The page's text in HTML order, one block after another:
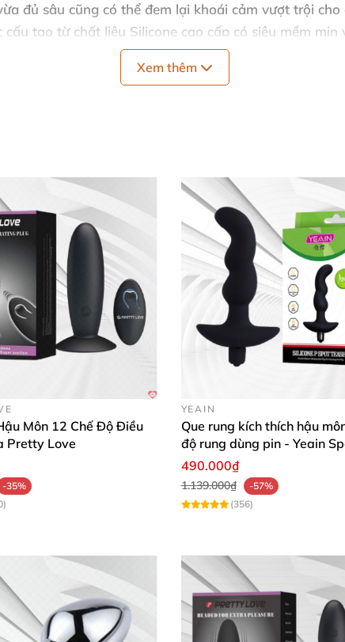
đủ sâu cũng có thể đem lại khoái cảm vượt trội
cấu tạo từ chất liệu Silicone cao cấp có siêu mềm mịn
lưu hành trên toàn quốc.
cho cây mát xa khi đi vào sâu bên trong hậu môn
lưỡi:
cồn y tế hoặc xà phòng thơm.
để tăng độ cực khoái để tăng độ trơn tru cho sự
với ánh nắng mặt trời.
Xem thêm
Môn 12 Chế Độ Điều
Pretty Love
-35%
YEAIN
Que rung kích thích hậu
độ rung dùng pin - Yeain
490.000₫
1.139.000₫
-57%
(356)